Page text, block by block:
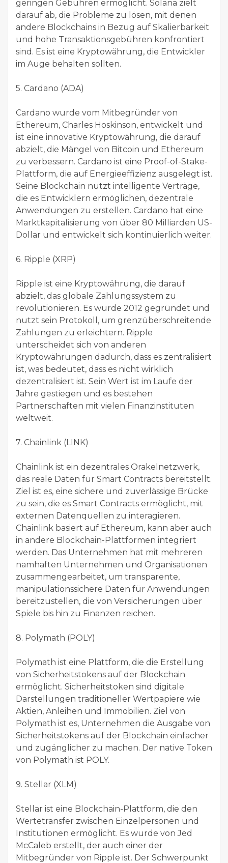
geringen Gebühren ermöglicht. Solana zielt
darauf ab, die Probleme zu lösen, mit denen
andere Blockchains in Bezug auf Skalierbarkeit
und hohe Transaktionsgebühren konfrontiert
sind. Es ist eine Kryptowährung, die Entwickler
im Auge behalten sollten.
5. Cardano (ADA)
Cardano wurde vom Mitbegründer von
Ethereum, Charles Hoskinson, entwickelt und
ist eine innovative Kryptowährung, die darauf
abzielt, die Mängel von Bitcoin und Ethereum
zu verbessern. Cardano ist eine Proof-of-Stake-
Plattform, die auf Energieeffizienz ausgelegt ist.
Seine Blockchain nutzt intelligente Verträge,
die es Entwicklern ermöglichen, dezentrale
Anwendungen zu erstellen. Cardano hat eine
Marktkapitalisierung von über 80 Milliarden US-
Dollar und entwickelt sich kontinuierlich weiter.
6. Ripple (XRP)
Ripple ist eine Kryptowährung, die darauf
abzielt, das globale Zahlungssystem zu
revolutionieren. Es wurde 2012 gegründet und
nutzt sein Protokoll, um grenzüberschreitende
Zahlungen zu erleichtern. Ripple
unterscheidet sich von anderen
Kryptowährungen dadurch, dass es zentralisiert
ist, was bedeutet, dass es nicht wirklich
dezentralisiert ist. Sein Wert ist im Laufe der
Jahre gestiegen und es bestehen
Partnerschaften mit vielen Finanzinstituten
weltweit.
7. Chainlink (LINK)
Chainlink ist ein dezentrales Orakelnetzwerk,
das reale Daten für Smart Contracts bereitstellt.
Ziel ist es, eine sichere und zuverlässige Brücke
zu sein, die es Smart Contracts ermöglicht, mit
externen Datenquellen zu interagieren.
Chainlink basiert auf Ethereum, kann aber auch
in andere Blockchain-Plattformen integriert
werden. Das Unternehmen hat mit mehreren
namhaften Unternehmen und Organisationen
zusammengearbeitet, um transparente,
manipulationssichere Daten für Anwendungen
bereitzustellen, die von Versicherungen über
Spiele bis hin zu Finanzen reichen.
8. Polymath (POLY)
Polymath ist eine Plattform, die die Erstellung
von Sicherheitstokens auf der Blockchain
ermöglicht. Sicherheitstoken sind digitale
Darstellungen traditioneller Wertpapiere wie
Aktien, Anleihen und Immobilien. Ziel von
Polymath ist es, Unternehmen die Ausgabe von
Sicherheitstokens auf der Blockchain einfacher
und zugänglicher zu machen. Der native Token
von Polymath ist POLY.
9. Stellar (XLM)
Stellar ist eine Blockchain-Plattform, die den
Wertetransfer zwischen Einzelpersonen und
Institutionen ermöglicht. Es wurde von Jed
McCaleb erstellt, der auch einer der
Mitbegründer von Ripple ist. Der Schwerpunkt